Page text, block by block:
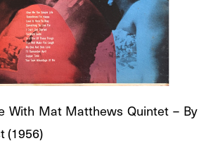
With Mat Matthews Quintet – By
(1956)